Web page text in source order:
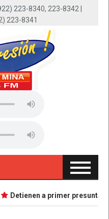
223-8340, 223-8342 |
223-8341
Detienen a primer presunta